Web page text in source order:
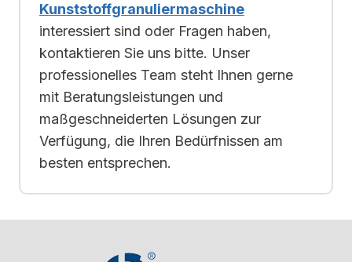
Kunststoffgranuliermaschine
interessiert sind oder Fragen haben,
kontaktieren Sie uns bitte. Unser
professionelles Team steht Ihnen gerne
mit Beratungsleistungen und
maßgeschneiderten Lösungen zur
Verfügung, die Ihren Bedürfnissen am
besten entsprechen.